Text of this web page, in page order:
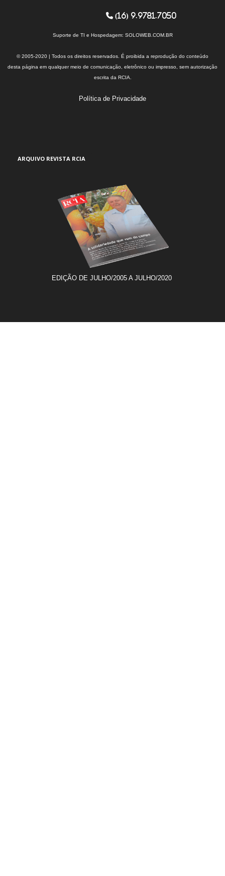
(16) 9.9781.7050
Suporte de TI e Hospedagem: SOLOWEB.COM.BR
© 2005-2020 | Todos os direitos reservados. É proibida a reprodução do conteúdo
desta página em qualquer meio de comunicação, eletrônico ou impresso, sem autorização
escrita da RCIA.
Política de Privacidade
ARQUIVO REVISTA RCIA
EDIÇÃO DE JULHO/2005 A JULHO/2020